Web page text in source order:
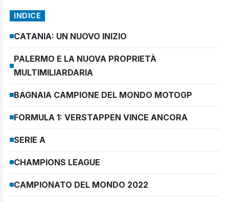
INDICE
CATANIA: UN NUOVO INIZIO
PALERMO E LA NUOVA PROPRIETÀ
MULTIMILIARDARIA
BAGNAIA CAMPIONE DEL MONDO MOTOGP
FORMULA 1: VERSTAPPEN VINCE ANCORA
SERIE A
CHAMPIONS LEAGUE
CAMPIONATO DEL MONDO 2022